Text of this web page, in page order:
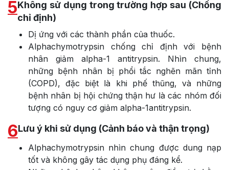
5Không sử dụng trong trường hợp sau (Chống
chỉ định)
Dị ứng với các thành phần của thuốc.
Alphachymotrypsin chống chỉ định với bệnh
nhân giảm alpha-1 antitrypsin. Nhìn chung,
những bệnh nhân bị phổi tắc nghẽn mãn tỉnh
(COPD), đặc biệt là khi phế thũng, và những
bệnh nhân bị hội chứng thận hư là các nhóm đối
tượng có nguy cơ giảm alpha-1antitrypsin.
6Lưu ý khi sử dụng (Cảnh báo và thận trọng)
Alphachymotrypsin nhìn chung được dung nạp
tốt và không gây tác dụng phụ đáng kể.